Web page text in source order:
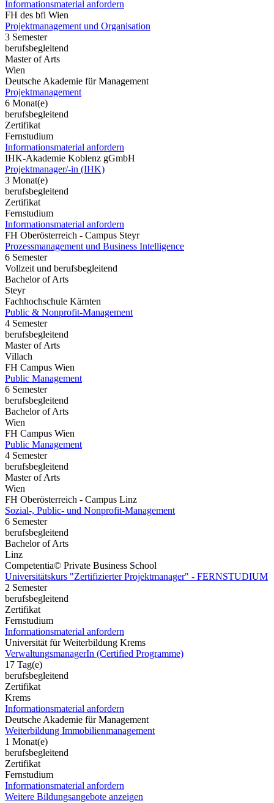
Informationsmaterial anfordern
FH des bfi Wien
Projektmanagement und Organisation
3 Semester
berufsbegleitend
Master of Arts
Wien
Deutsche Akademie für Management
Projektmanagement
6 Monat(e)
berufsbegleitend
Zertifikat
Fernstudium
Informationsmaterial anfordern
IHK-Akademie Koblenz gGmbH
Projektmanager/-in (IHK)
3 Monat(e)
berufsbegleitend
Zertifikat
Fernstudium
Informationsmaterial anfordern
FH Oberösterreich - Campus Steyr
Prozessmanagement und Business Intelligence
6 Semester
Vollzeit und berufsbegleitend
Bachelor of Arts
Steyr
Fachhochschule Kärnten
Public & Nonprofit-Management
4 Semester
berufsbegleitend
Master of Arts
Villach
FH Campus Wien
Public Management
6 Semester
berufsbegleitend
Bachelor of Arts
Wien
FH Campus Wien
Public Management
4 Semester
berufsbegleitend
Master of Arts
Wien
FH Oberösterreich - Campus Linz
Sozial-, Public- und Nonprofit-Management
6 Semester
berufsbegleitend
Bachelor of Arts
Linz
Competentia© Private Business School
Universitätskurs "Zertifizierter Projektmanager" - FERNSTUDIUM
2 Semester
berufsbegleitend
Zertifikat
Fernstudium
Informationsmaterial anfordern
Universität für Weiterbildung Krems
VerwaltungsmanagerIn (Certified Programme)
17 Tag(e)
berufsbegleitend
Zertifikat
Krems
Informationsmaterial anfordern
Deutsche Akademie für Management
Weiterbildung Immobilienmanagement
1 Monat(e)
berufsbegleitend
Zertifikat
Fernstudium
Informationsmaterial anfordern
Weitere Bildungsangebote anzeigen